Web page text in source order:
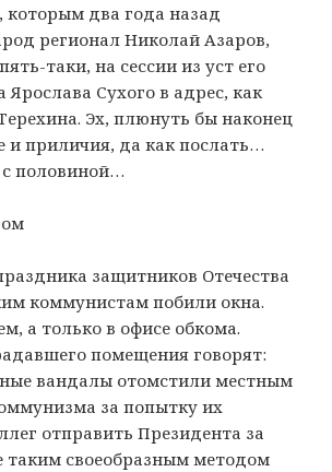
два года назад
регионал Николай Азаров,
таки, на сессии из уст его
Сухого в адрес, как
Эх, плюнуть бы наконец
и приличия, да как послать…
половиной…
защитников Отечества
коммунистам побили окна.
а только в офисе обкома.
помещения говорят:
вандалы отомстили местным
за попытку их
отправить Президента за
таким своеобразным методом